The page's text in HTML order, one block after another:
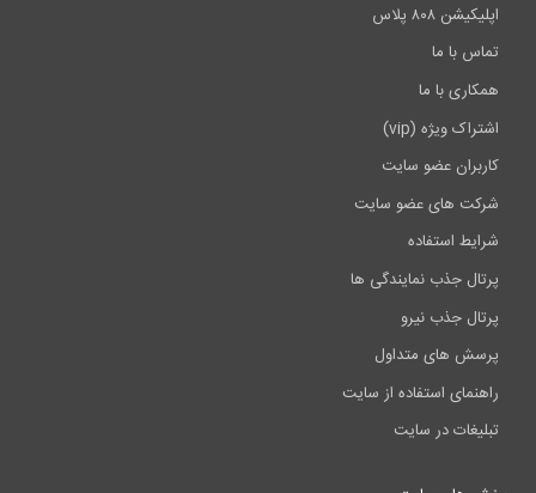
اپلیکیشن ۸۰۸ پلاس
تماس با ما
همکاری با ما
اشتراک ویژه (vip)
کاربران عضو سایت
شرکت های عضو سایت
شرایط استفاده
پرتال جذب نمایندگی ها
پرتال جذب نیرو
پرسش های متداول
راهنمای استفاده از سایت
تبلیغات در سایت